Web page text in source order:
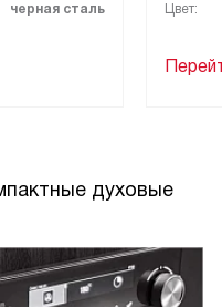
черная сталь
Цвет:
духовые